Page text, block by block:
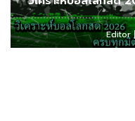
Editor